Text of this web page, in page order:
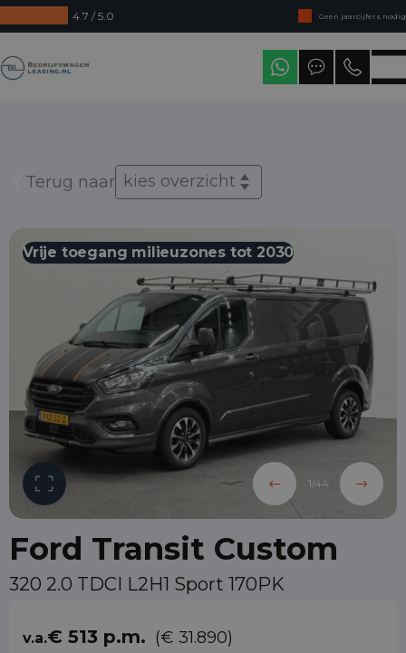
4.7 / 5.0
Geen jaarcijfers nodig
Direct uit voorraad leverbaar
Levering in heel Nederland
Terug naar kies overzicht
Vrije toegang milieuzones tot 2030
1/44
Ford Transit Custom
320 2.0 TDCI L2H1 Sport 170PK
v.a.€ 513 p.m. (€ 31.890)